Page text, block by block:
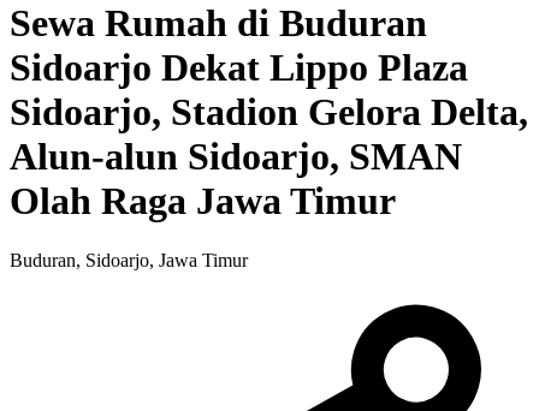
Sewa Rumah di Buduran
Sidoarjo Dekat Lippo Plaza
Sidoarjo, Stadion Gelora Delta,
Alun-alun Sidoarjo, SMAN
Olah Raga Jawa Timur
Buduran, Sidoarjo, Jawa Timur